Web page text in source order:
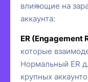
влияющие на
аккаунта:
ER (Engagement
которые
Нормальный ER
крупных